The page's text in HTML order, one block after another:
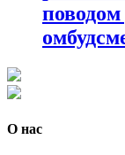
О нас